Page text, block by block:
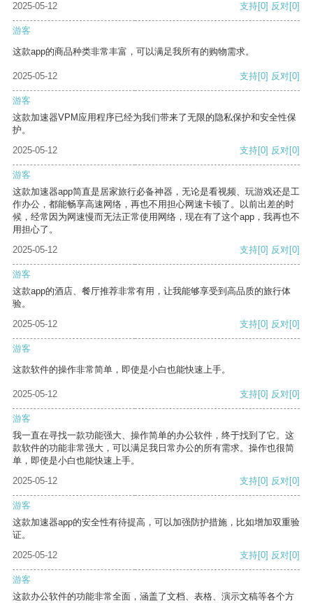
2025-05-12 支持[0] 反对[0]
游客
这款app的商品种类非常丰富，可以满足我所有的购物需求。
2025-05-12 支持[0] 反对[0]
游客
这款加速器VPM应用程序已经为我们带来了无限的隐私保护和安全性保
护。
2025-05-12
支持[0] 反对[0]
游客
这款加速器app简直是居家旅行必备神器，无论是看视频、玩游戏还是工
作办公，都能畅享高速网络，再也不用担心网速卡顿了。以前出差的时
候，经常因为网速慢而无法正常使用网络，现在有了这个app，我再也不
用担心了。
2025-05-12
支持[0] 反对[0]
游客
这款app的酒店、餐厅推荐非常有用，让我能够享受到高品质的旅行体
验。
2025-05-12
支持[0] 反对[0]
游客
这款软件的操作非常简单，即使是小白也能快速上手。
2025-05-12 支持[0] 反对[0]
游客
我一直在寻找一款功能强大、操作简单的办公软件，终于找到了它。这
款软件的功能非常强大，可以满足我日常办公的所有需求。操作也很简
单，即使是小白也能快速上手。
2025-05-12
支持[0] 反对[0]
游客
这款加速器app的安全性有待提高，可以加强防护措施，比如增加双重验
证。
2025-05-12
支持[0] 反对[0]
游客
这款办公软件的功能非常全面，涵盖了文档、表格、演示文稿等各个方